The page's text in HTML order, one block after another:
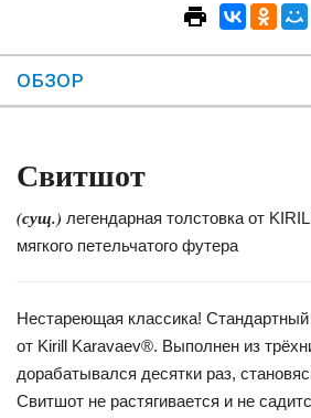
ОБЗОР
Свитшот
(сущ.) легендарная толстовка от
мягкого петельчатого футера
Нестареющая классика!
от Kirill Karavaev®. Выполнен из
дорабатывался десятки раз,
Свитшот не растягивается и не